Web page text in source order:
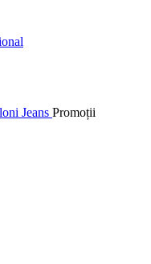
Jeans Promoții